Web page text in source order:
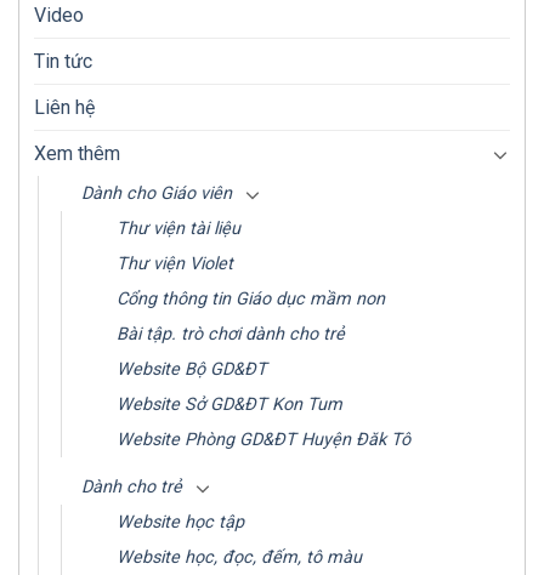
Video
Tin tức
Liên hệ
Xem thêm
Dành cho Giáo viên
Thư viện tài liệu
Thư viện Violet
Cổng thông tin Giáo dục mầm non
Bài tập. trò chơi dành cho trẻ
Website Bộ GD&ĐT
Website Sở GD&ĐT Kon Tum
Website Phòng GD&ĐT Huyện Đăk Tô
Dành cho trẻ
Website học tập
Website học, đọc, đếm, tô màu